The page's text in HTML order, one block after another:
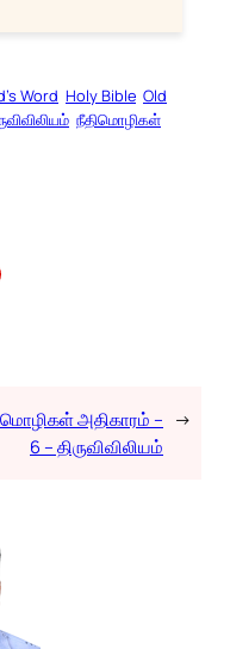
Word Holy Bible Old
நீதிமொழிகள்
அதிகாரம் –
6 – திருவிவிலியம்
→